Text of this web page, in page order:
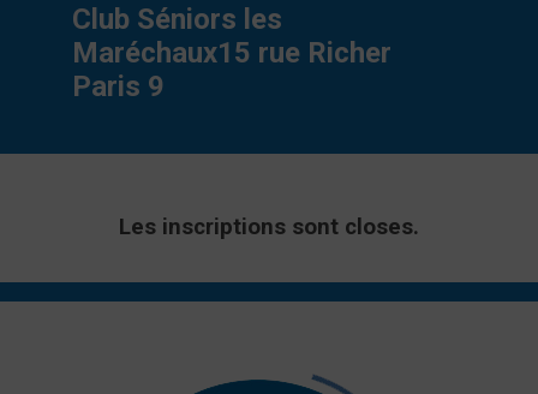
Club Séniors les
Maréchaux15 rue Richer
Paris 9
Les inscriptions sont closes.